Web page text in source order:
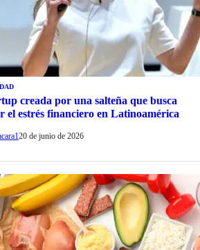
creada por una salteña que busca
el estrés financiero en Latinoamérica
20 de junio de 2026